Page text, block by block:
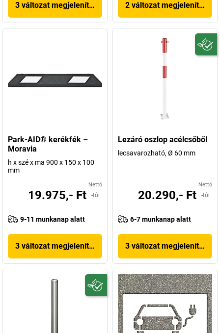
3 változat megjelenítése 2 változat megjelenítése
Park-AID® kerékfék –
Moravia
h x szé x ma 900 x 150 x 100
mm
Nettó
19.975,- Ft -tól
9-11 munkanap alatt
3 változat megjelenítése
Lezáró oszlop acélcsőből
lecsavarozható, Ø 60 mm
Nettó
20.290,- Ft -tól
6-7 munkanap alatt
3 változat megjelenítése